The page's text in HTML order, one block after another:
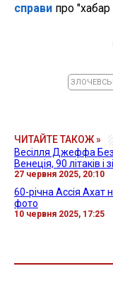
справи про
ЧИТАЙТЕ ТАКОЖ »
Весілля Джеффа
Венеція, 90 літаків і
27 червня 2025, 20:10
60-річна Ассія Ахат
фото
10 червня 2025, 17:25